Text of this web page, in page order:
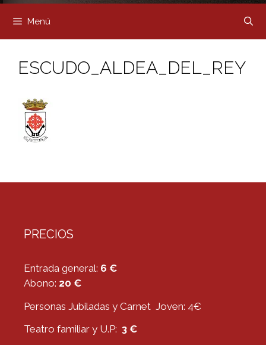
Menú
ESCUDO_ALDEA_DEL_REY
PRECIOS
Entrada general: 6 €
Abono: 20 €
Personas Jubiladas y Carnet Joven: 4€
Teatro familiar y U.P: 3 €